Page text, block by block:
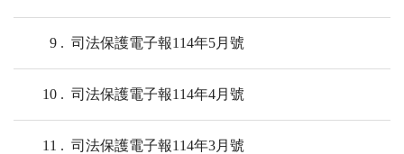
9 司法保護電子報114年5月號
10 司法保護電子報114年4月號
11 司法保護電子報114年3月號